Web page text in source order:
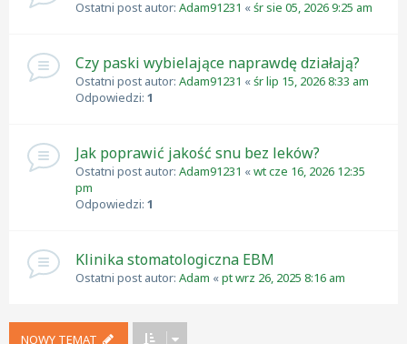
Ostatni post autor: Adam91231 «śr sie 05, 2026 9:25 am
Czy paski wybielające naprawdę działają?
Ostatni post autor: Adam91231 «śr lip 15, 2026 8:33 am
Odpowiedzi: 1
Jak poprawić jakość snu bez leków?
Ostatni post autor: Adam91231 «wt cze 16, 2026 12:35
pm
Odpowiedzi: 1
Klinika stomatologiczna EBM
Ostatni post autor: Adam «pt wrz 26, 2025 8:16 am
NOWY TEMAT